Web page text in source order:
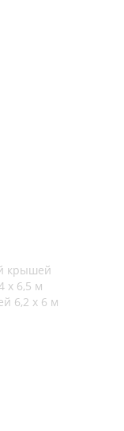
крышей
х 6,5 м
6,2 х 6 м